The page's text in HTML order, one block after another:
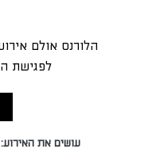
הלורנס אולם
לפגישת
עושים את